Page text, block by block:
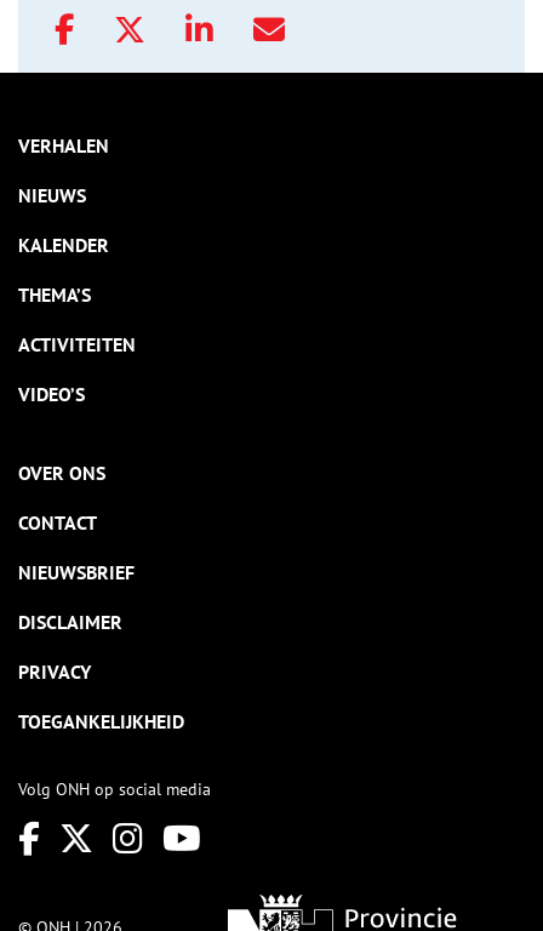
VERHALEN
NIEUWS
KALENDER
THEMA’S
ACTIVITEITEN
VIDEO’S
OVER ONS
CONTACT
NIEUWSBRIEF
DISCLAIMER
PRIVACY
TOEGANKELIJKHEID
Volg ONH op social media